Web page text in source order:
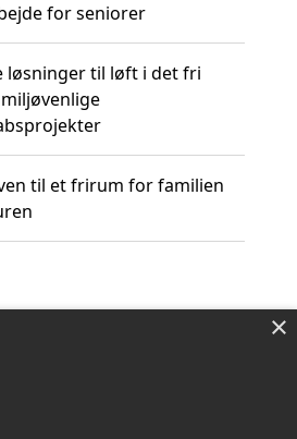
for seniorer
løsninger til løft i det fri
til et frirum for familien
×